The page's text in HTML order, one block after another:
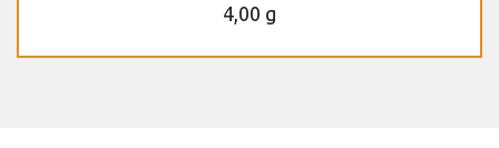
4,00 g